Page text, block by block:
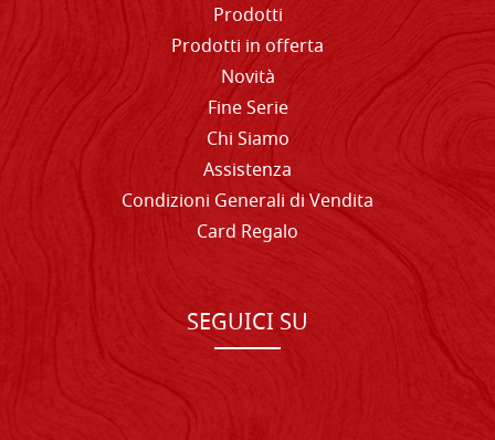
Prodotti
Prodotti in offerta
Novità
Fine Serie
Chi Siamo
Assistenza
Condizioni Generali di Vendita
Card Regalo
SEGUICI SU